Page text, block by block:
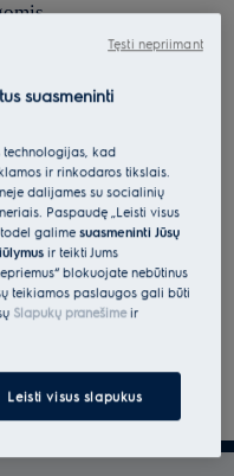
duomenų apsaugos
suasmeninti
technologijas, kad
ir rinkodaros tikslais.
dalijamės su socialinių
Paspaudę „Leisti visus
todėl galimesuasmeninti Jūsų
ir teikti Jums
blokuojate nebūtinus
teikiamos paslaugos gali būti
Slapukų pranešimeir
Leisti visus slapukus
Tęsti nepriimant